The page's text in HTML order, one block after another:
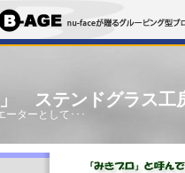
」 ステンドグラス工
ターとして･･･